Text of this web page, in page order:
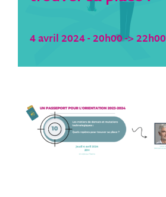
4 avril 2024 - 20h00->22h00